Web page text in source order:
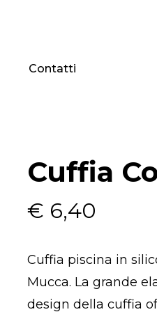
Contatti
Cuffia
€ 6,40
Cuffia piscina in
Mucca. La grande
design della cuffia